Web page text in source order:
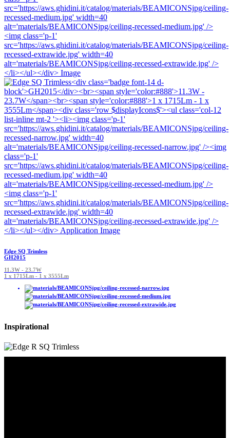
Edge SQ Trimless
GH2015
11.3W - 23.7W
1 x 1715Lm - 1 x 3555Lm
Inspirational